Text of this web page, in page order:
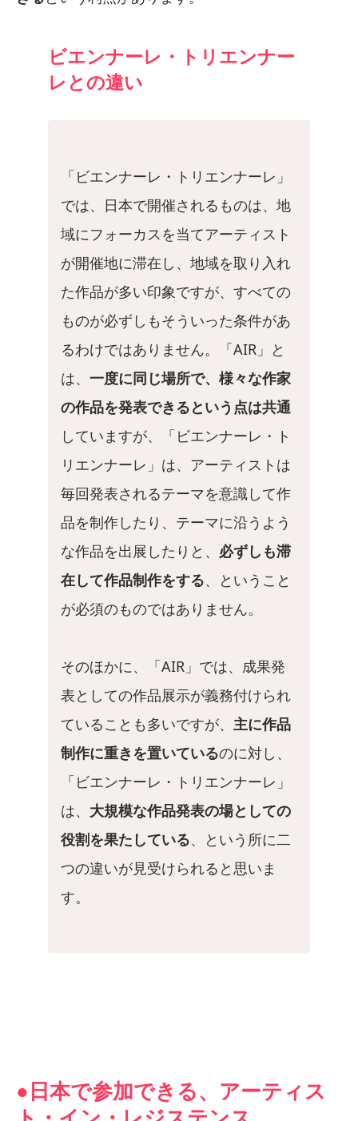
ビエンナーレ・トリエンナー
レとの違い
「ビエンナーレ・トリエンナーレ」
では、日本で開催されるものは、地
域にフォーカスを当てアーティスト
が開催地に滞在し、地域を取り入れ
た作品が多い印象ですが、すべての
ものが必ずしもそういった条件があ
るわけではありません。「AIR」と
は、 一度に同じ場所で、様々な作家
の作品を発表できるという点は共通
していますが、「ビエンナーレ・ト
リエンナーレ」は、アーティストは
毎回発表されるテーマを意識して作
品を制作したり、テーマに沿うよう
な作品を出展したりと、 必ずしも滞
在して作品制作をする、ということ
が必須のものではありません。
そのほかに、「AIR」では、成果発
表としての作品展示が義務付けられ
ていることも多いですが、 主に作品
制作に重きを置いているのに対し、
「ビエンナーレ・トリエンナーレ」
は、 大規模な作品発表の場としての
役割を果たしている、という所に二
つの違いが見受けられると思いま
す。
●日本で参加できる、アーティス